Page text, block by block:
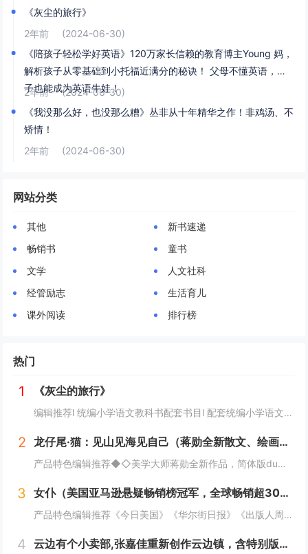
《灰尘的旅行》
2年前
(2024-06-30)
《陪孩子轻松学好英语》120万家长信赖的教育博主Young 妈，
解析孩子从零基础到小托福近满分的秘诀！ 父母不懂英语，孩
子也能成为英语牛娃！
2年前
(2024-06-30)
《我没那么好，也没那么糟》丛非从十年精华之作！非鸡汤、不
矫情！
2年前
(2024-06-30)
网站分类
其他
新书速递
畅销书
童书
文学
人文社科
经管励志
生活育儿
课外阅读
排行榜
热门
1 《灰尘的旅行》
编辑推荐l 统编小学语文教科书配套书目l 配套统编小学语文教科书“快乐读书吧”栏目同步使用l 统编义务教育教科书小学语文主编曹文轩、陈先云担纲主编l 精选原作，提供阅读指导l 人民教育出版社课程教材研究所小学语文课程研究开发中心编辑出版l...
2 龙仔尾·猫：见山见海见自己（蒋勋全新散文、绘画、书法、摄影，一部静心疗愈之作！人生缓缓，自有答案）
产品特色编辑推荐◆◇美学大师蒋勋全新作品，简体版du家授权！收录蒋勋全新随笔、书法、绘画、摄影，一部静心疗愈之作！◆◇蒋勋美学散文代表作，寻找一个人的桃花源！蒋勋的散文充满东方美学韵味，独树一帜，几十年来畅销两岸三地千万册，是一代人心目中的...
3 女仆（美国亚马逊悬疑畅销榜冠军，全球畅销超300万册，《纽约时报》霸榜39周）
产品特色编辑推荐《今日美国》《华尔街日报》《出版人周刊》《星期日泰晤士报》联袂推荐，《纽约时报》畅销榜霸榜39周，美国亚马逊悬疑畅销榜NO.1，美国亚马逊2023年度最佳图书奖，Goodreads 2023年度读者选择奖，2023年荣获国际...
4 云边有个小卖部,张嘉佳重新创作云边镇，含特别版三封面原著、声画光影书、影视周边